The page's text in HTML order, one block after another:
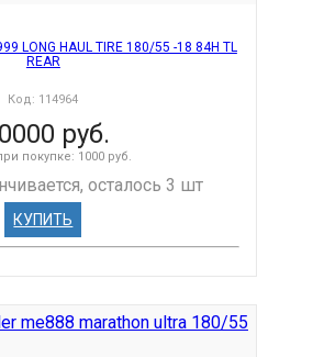
LONG HAUL TIRE 180/55 -18 84H TL
REAR
Код: 114964
руб.
покупке: 1000 руб.
КУПИТЬ